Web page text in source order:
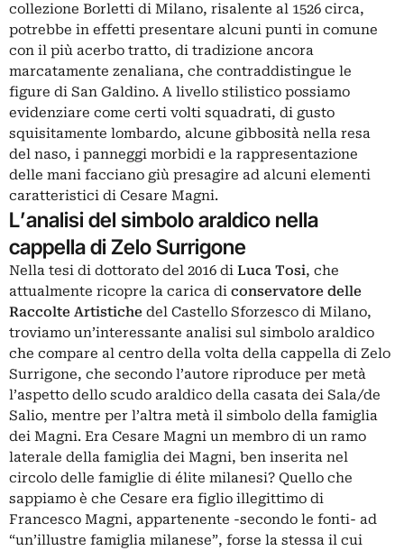
collezione Borletti di Milano, risalente al 1526 circa,
potrebbe in effetti presentare alcuni punti in comune
con il più acerbo tratto, di tradizione ancora
marcatamente zenaliana, che contraddistingue le
figure di San Galdino. A livello stilistico possiamo
evidenziare come certi volti squadrati, di gusto
squisitamente lombardo, alcune gibbosità nella resa
del naso, i panneggi morbidi e la rappresentazione
delle mani facciano giù presagire ad alcuni elementi
caratteristici di Cesare Magni.
L’analisi del simbolo araldico nella
cappella di Zelo Surrigone
Nella tesi di dottorato del 2016 di Luca Tosi, che
attualmente ricopre la carica di conservatore delle
Raccolte Artistiche del Castello Sforzesco di Milano,
troviamo un’interessante analisi sul simbolo araldico
che compare al centro della volta della cappella di Zelo
Surrigone, che secondo l’autore riproduce per metà
l’aspetto dello scudo araldico della casata dei Sala/de
Salio, mentre per l’altra metà il simbolo della famiglia
dei Magni. Era Cesare Magni un membro di un ramo
laterale della famiglia dei Magni, ben inserita nel
circolo delle famiglie di élite milanesi? Quello che
sappiamo è che Cesare era figlio illegittimo di
Francesco Magni, appartenente -secondo le fonti- ad
“un’illustre famiglia milanese”, forse la stessa il cui